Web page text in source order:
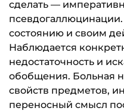
сделать —
состоянию и своим
Наблюдается
недостаточность и
обобщения. Больная
свойств предметов,
переносный смысл